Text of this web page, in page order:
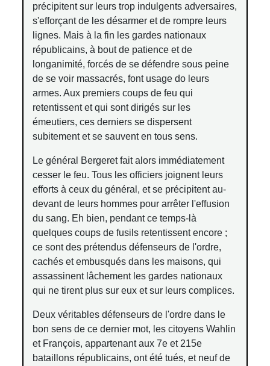
précipitent sur leurs trop indulgents adversaires,
s'efforçant de les désarmer et de rompre leurs
lignes. Mais à la fin les gardes nationaux
républicains, à bout de patience et de
longanimité, forcés de se défendre sous peine
de se voir massacrés, font usage do leurs
armes. Aux premiers coups de feu qui
retentissent et qui sont dirigés sur les
émeutiers, ces derniers se dispersent
subitement et se sauvent en tous sens.
Le général Bergeret fait alors immédiatement
cesser le feu. Tous les officiers joignent leurs
efforts à ceux du général, et se précipitent au-
devant de leurs hommes pour arrêter l'effusion
du sang. Eh bien, pendant ce temps-là
quelques coups de fusils retentissent encore ;
ce sont des prétendus défenseurs de l'ordre,
cachés et embusqués dans les maisons, qui
assassinent lâchement les gardes nationaux
qui ne tirent plus sur eux et sur leurs complices.
Deux véritables défenseurs de l'ordre dans le
bon sens de ce dernier mot, les citoyens Wahlin
et François, appartenant aux 7e et 215e
bataillons républicains, ont été tués, et neuf de